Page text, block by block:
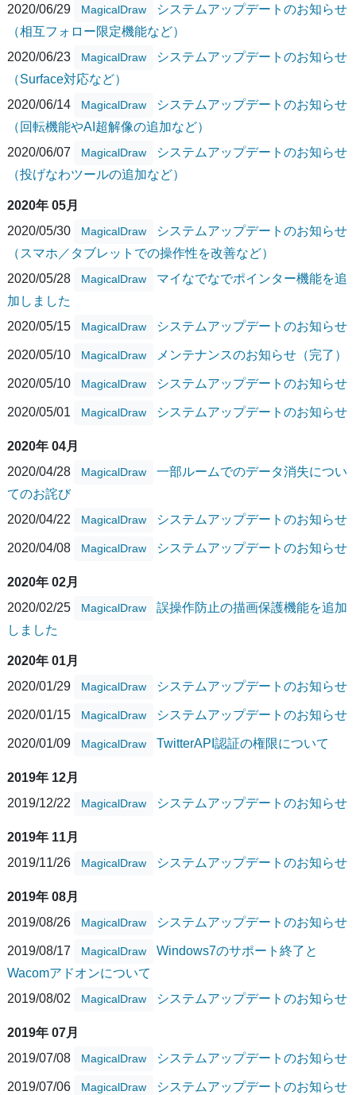
2020/06/29 MagicalDraw
システムアップデートのお知らせ
（相互フォロー限定機能など）
2020/06/23
MagicalDraw
システムアップデートのお知らせ
（Surface対応など）
2020/06/14
MagicalDraw
システムアップデートのお知らせ
（回転機能やAI超解像の追加など）
2020/06/07
MagicalDraw
システムアップデートのお知らせ
（投げなわツールの追加など）
2020年 05月
2020/05/30
MagicalDraw
システムアップデートのお知らせ
（スマホ／タブレットでの操作性を改善など）
2020/05/28
MagicalDraw
マイなでなでポインター機能を追
加しました
2020/05/15
MagicalDraw システムアップデートのお知らせ
2020/05/10 MagicalDraw メンテナンスのお知らせ（完了）
2020/05/10 MagicalDraw システムアップデートのお知らせ
2020/05/01 MagicalDraw システムアップデートのお知らせ
2020年 04月
2020/04/28
MagicalDraw
一部ルームでのデータ消失につい
てのお詫び
2020/04/22
MagicalDraw システムアップデートのお知らせ
2020/04/08 MagicalDraw システムアップデートのお知らせ
2020年 02月
2020/02/25
MagicalDraw
誤操作防止の描画保護機能を追加
しました
2020年 01月
2020/01/29
MagicalDraw システムアップデートのお知らせ
2020/01/15 MagicalDraw システムアップデートのお知らせ
2020/01/09 MagicalDraw TwitterAPI認証の権限について
2019年 12月
2019/12/22
MagicalDraw システムアップデートのお知らせ
2019年 11月
2019/11/26
MagicalDraw システムアップデートのお知らせ
2019年 08月
2019/08/26
MagicalDraw システムアップデートのお知らせ
2019/08/17 MagicalDraw
Windows7のサポート終了と
Wacomアドオンについて
2019/08/02
MagicalDraw システムアップデートのお知らせ
2019年 07月
2019/07/08
MagicalDraw システムアップデートのお知らせ
2019/07/06 MagicalDraw システムアップデートのお知らせ